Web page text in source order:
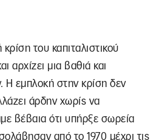
του καπιταλιστικού
αρχίζει μια βαθιά και
Η εμπλοκή στην κρίση δεν
άρδην χωρίς να
βέβαια ότι υπήρξε σωρεία
από το 1970 μέχρι τις